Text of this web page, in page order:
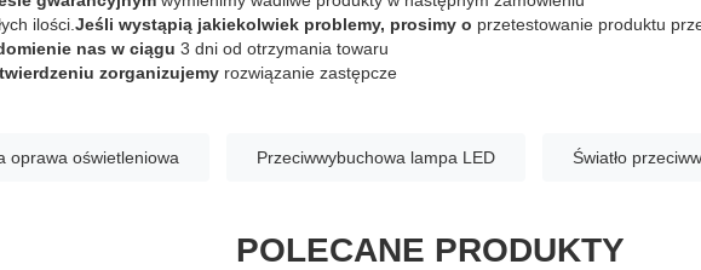
ilości. Jeśli wystąpią jakiekolwiek problemy, prosimy o przetestowanie produktu
nas w ciągu 3 dni od otrzymania towaru
zorganizujemy rozwiązanie zastępcze
oprawa oświetleniowa Przeciwwybuchowa lampa LED Światło
POLECANE PRODUKTY